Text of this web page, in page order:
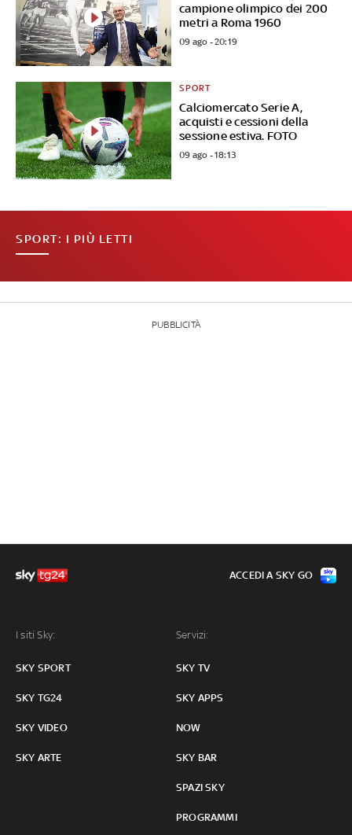
campione olimpico dei 200
metri a Roma 1960
09 ago - 20:19
Calciomercato Serie A,
acquisti e cessioni della
sessione estiva. FOTO
SPORT
09 ago - 18:13
SPORT: I PIÙ LETTI
PUBBLICITÀ
I siti Sky:
SKY SPORT
SKY TG24
SKY VIDEO
SKY ARTE
Servizi:
SKY TV
SKY APPS
NOW
SKY BAR
SPAZI SKY
PROGRAMMI
ACCEDI A SKY GO